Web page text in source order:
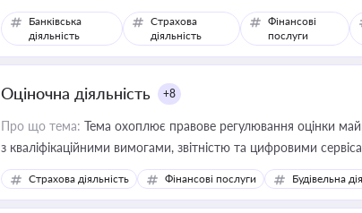
Банківська
діяльність
Страхова
діяльність
Фінансові
послуги
Оціночна діяльність +8
Про що тема: Тема охоплює правове регулювання оцінки
з кваліфікаційними вимогами, звітністю та цифровими
медійних змін у цій сфері корисне для власника бізнесу,
приватизації, оренди державного майна, корпоративних угод
Страхова діяльність Фінансові послуги Будівельна